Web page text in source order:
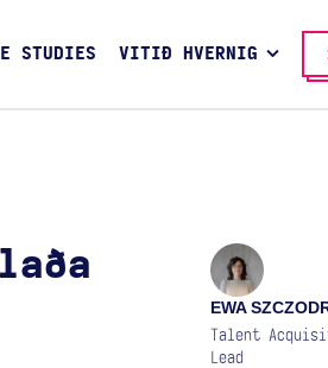
STUDIES VITIÐ HVERNIG
EWA
Talent
Lead